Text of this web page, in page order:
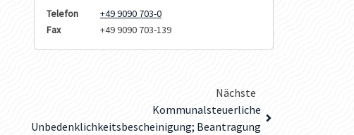
Telefon
+49 9090 703-0
Fax
+49 9090 703-139
Nächste
Kommunalsteuerliche
Unbedenklichkeitsbescheinigung; Beantragung